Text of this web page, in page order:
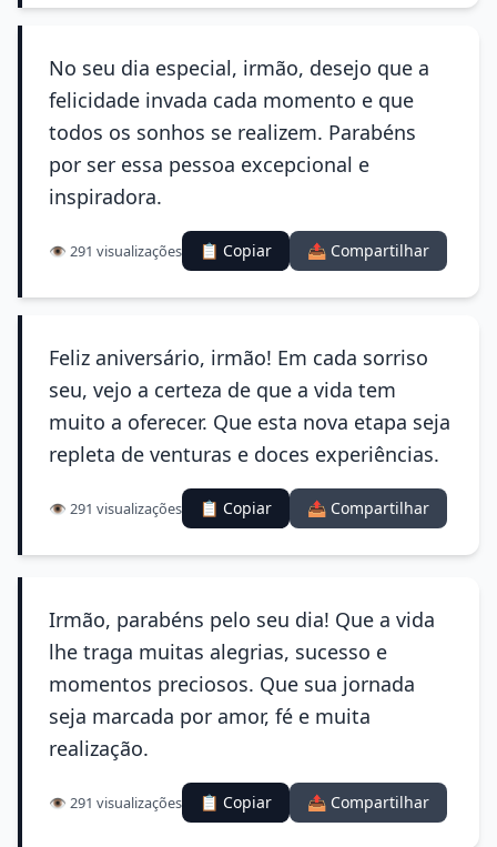
No seu dia especial, irmão, desejo que a
felicidade invada cada momento e que
todos os sonhos se realizem. Parabéns
por ser essa pessoa excepcional e
inspiradora.
👁️ 291 visualizações 📋 Copiar 📤 Compartilhar
Feliz aniversário, irmão! Em cada sorriso
seu, vejo a certeza de que a vida tem
muito a oferecer. Que esta nova etapa seja
repleta de venturas e doces experiências.
👁️ 291 visualizações 📋 Copiar 📤 Compartilhar
Irmão, parabéns pelo seu dia! Que a vida
lhe traga muitas alegrias, sucesso e
momentos preciosos. Que sua jornada
seja marcada por amor, fé e muita
realização.
👁️ 291 visualizações 📋 Copiar 📤 Compartilhar